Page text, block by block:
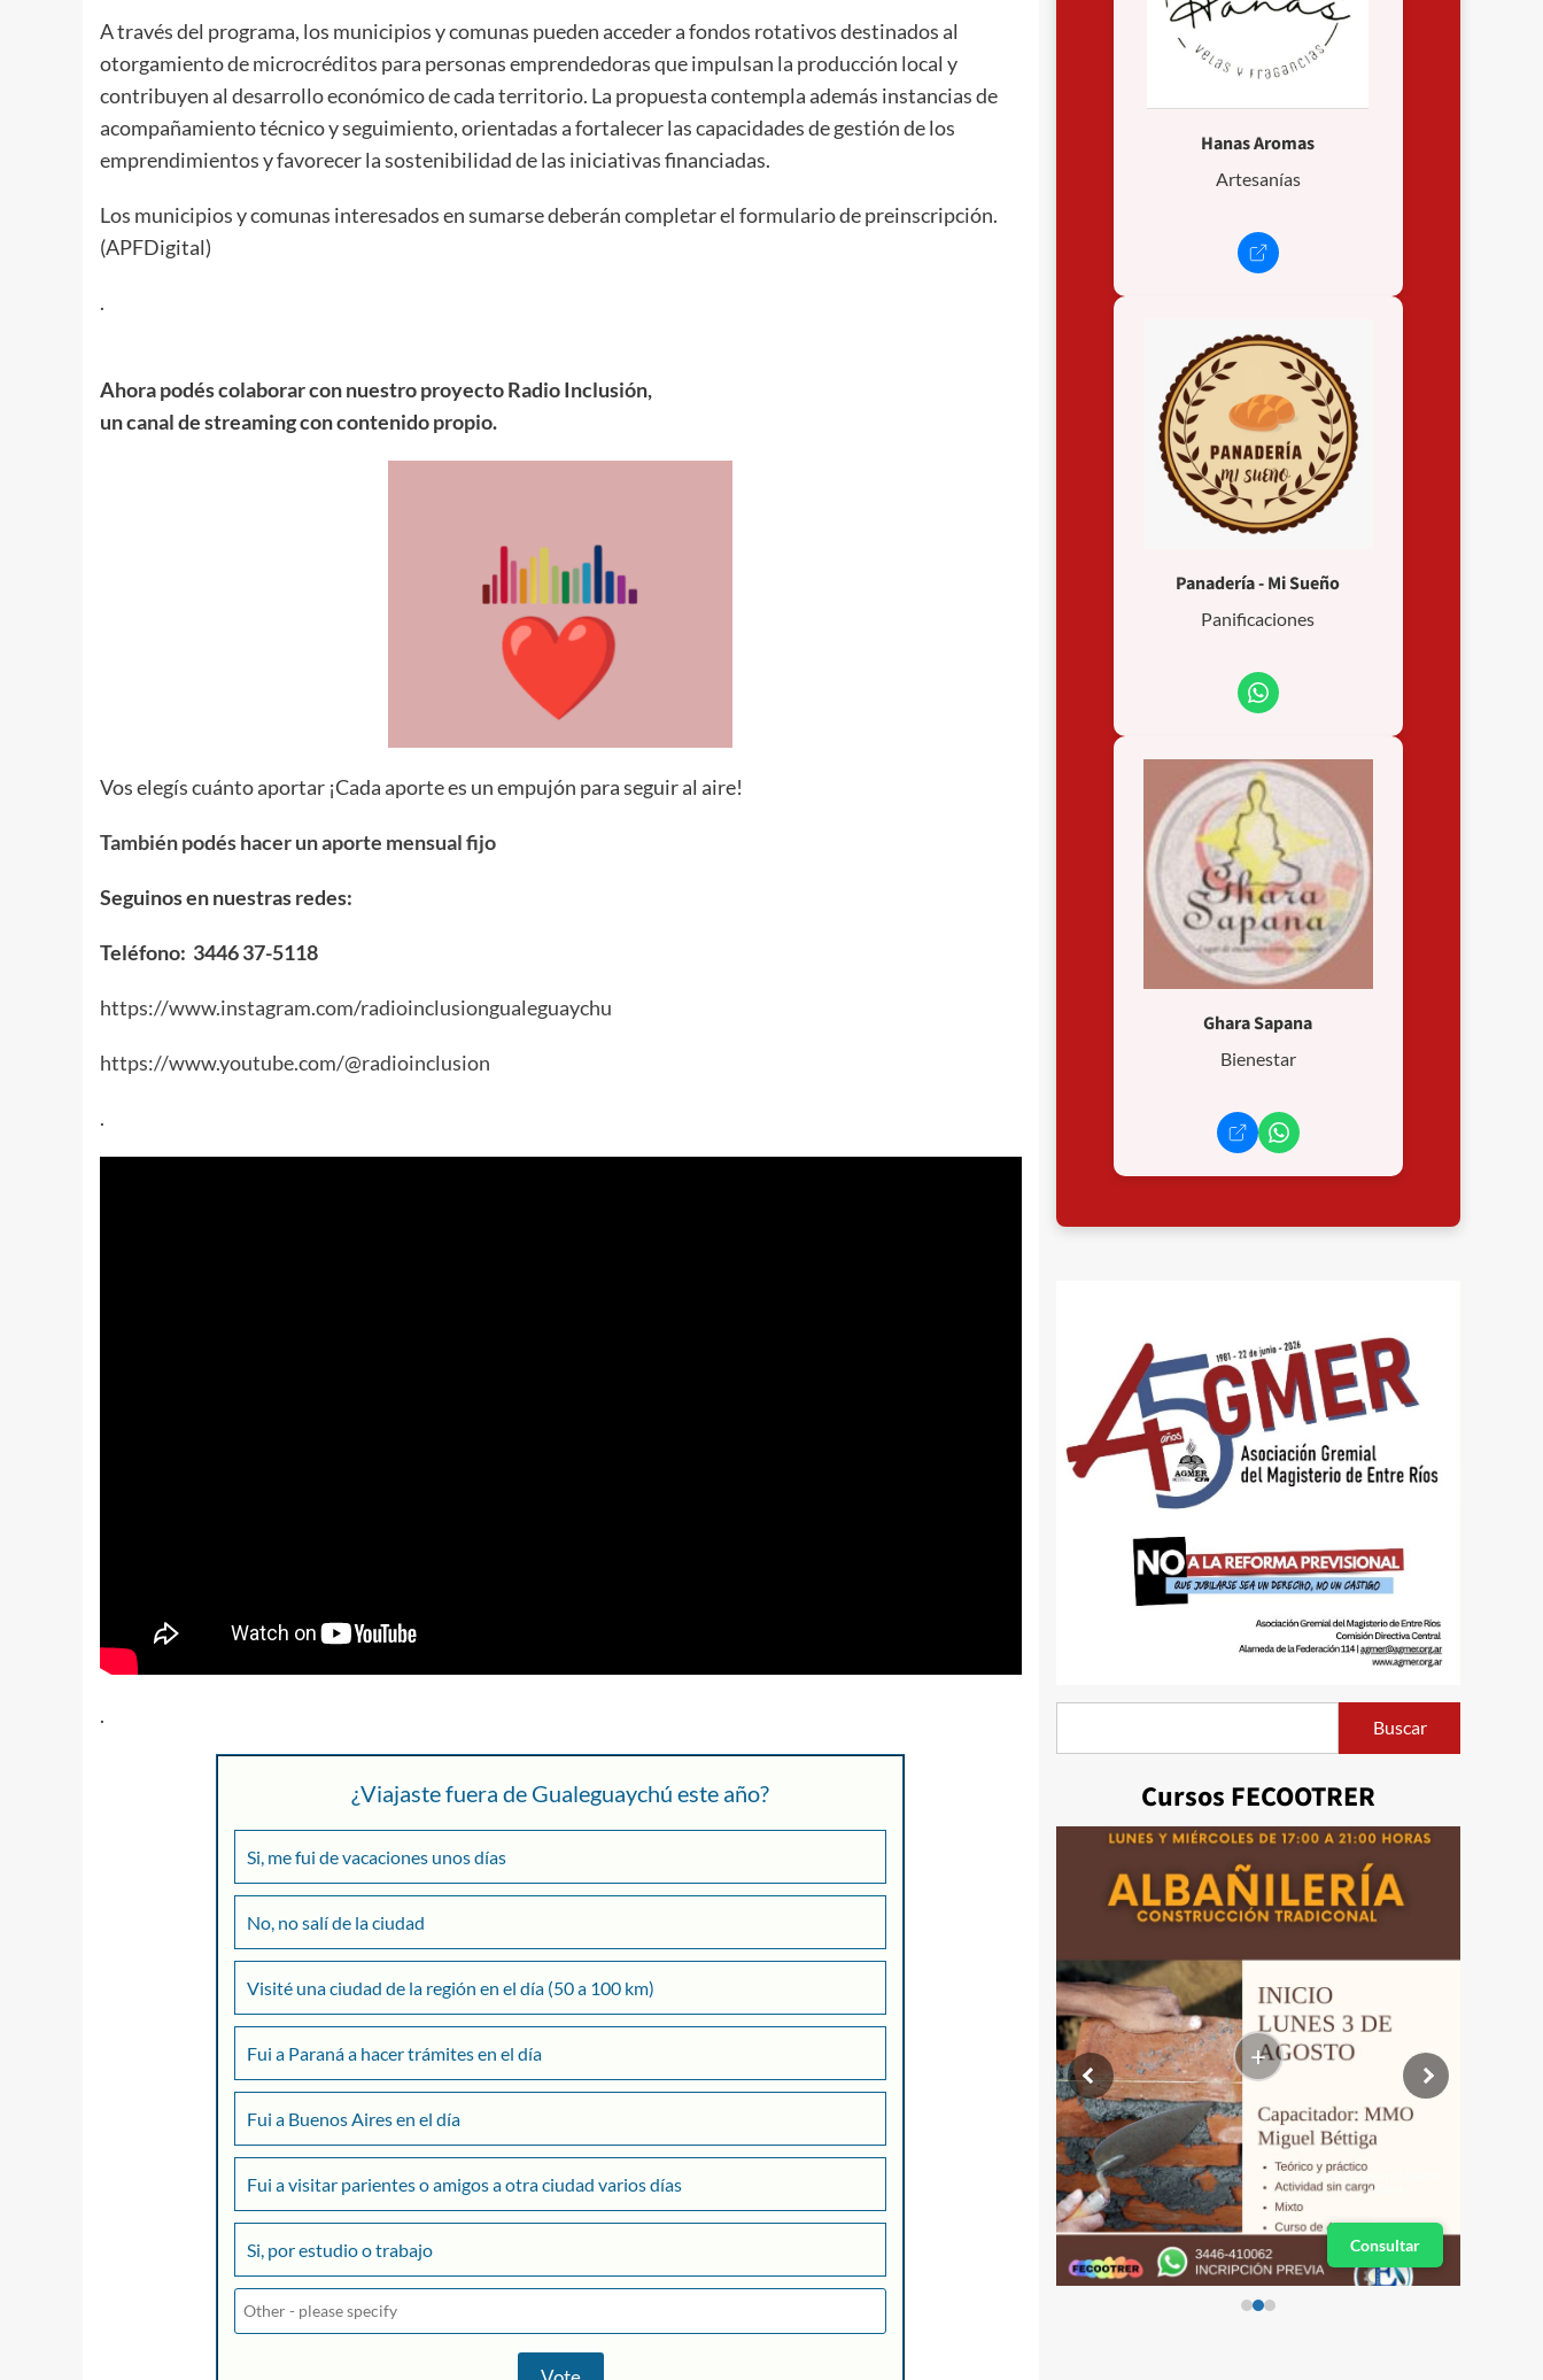
A través del programa, los municipios y comunas pueden acceder a fondos rotativos destinados al
otorgamiento de microcréditos para personas emprendedoras que impulsan la producción local y
contribuyen al desarrollo económico de cada territorio. La propuesta contempla además instancias de
acompañamiento técnico y seguimiento, orientadas a fortalecer las capacidades de gestión de los
emprendimientos y favorecer la sostenibilidad de las iniciativas financiadas.
Los municipios y comunas interesados en sumarse deberán completar el formulario de preinscripción.
(APFDigital)
.
Ahora podés colaborar con nuestro proyecto Radio Inclusión,
un canal de streaming con contenido propio.
Vos elegís cuánto aportar ¡Cada aporte es un empujón para seguir al aire!
También podés hacer un aporte mensual fijo
Seguinos en nuestras redes:
Teléfono: 3446 37-5118
https://www.instagram.com/radioinclusiongualeguaychu
https://www.youtube.com/@radioinclusion
.
.
¿Viajaste fuera de Gualeguaychú este año?
Si, me fui de vacaciones unos días
No, no salí de la ciudad
Visité una ciudad de la región en el día (50 a 100 km)
Fui a Paraná a hacer trámites en el día
Fui a Buenos Aires en el día
Fui a visitar parientes o amigos a otra ciudad varios días
Si, por estudio o trabajo
Hanas Aromas
Artesanías
Panadería - Mi Sueño
Panificaciones
Ghara Sapana
Bienestar
Buscar
Cursos FECOOTRER
+
Consultar